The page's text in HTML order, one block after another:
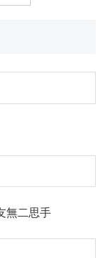
無二思手